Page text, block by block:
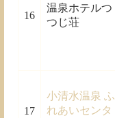
16
温泉ホテルつ
つじ荘
17
小清水温泉 ふ
れあいセンタ